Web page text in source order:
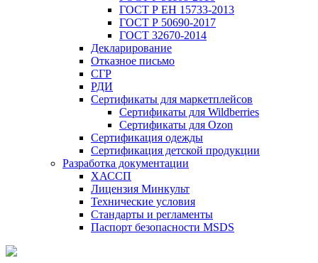
ГОСТ Р ЕН 15733-2013
ГОСТ Р 50690-2017
ГОСТ 32670-2014
Декларирование
Отказное письмо
СГР
РДИ
Сертификаты для маркетплейсов
Сертификаты для Wildberries
Сертификаты для Ozon
Сертификация одежды
Сертификация детской продукции
Разработка документации
ХАССП
Лицензия Минкульт
Технические условия
Стандарты и регламенты
Паспорт безопасности MSDS